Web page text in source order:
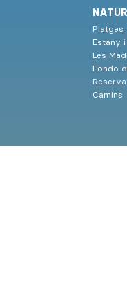
Platges
Estany
Les
Fondo
Camins